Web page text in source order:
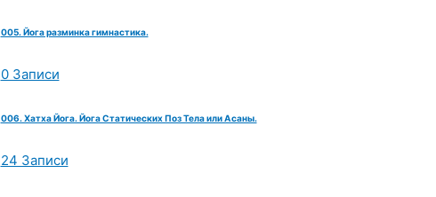
005. Йога разминка гимнастика.
0 Записи
006. Хатха Йога. Йога Статических Поз Тела или Асаны.
24 Записи